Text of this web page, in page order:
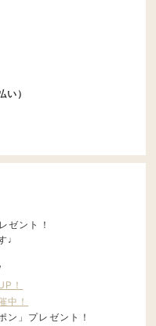
）
ゼント！
♩
！
中！
ン」プレゼント！